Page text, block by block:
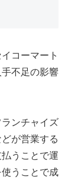
コーマート
不足の影響
ンチャイズ
が営業する
うことで運
うことで成